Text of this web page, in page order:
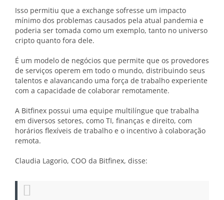
Isso permitiu que a exchange sofresse um impacto
mínimo dos problemas causados pela atual pandemia e
poderia ser tomada como um exemplo, tanto no universo
cripto quanto fora dele.
É um modelo de negócios que permite que os provedores
de serviços operem em todo o mundo, distribuindo seus
talentos e alavancando uma força de trabalho experiente
com a capacidade de colaborar remotamente.
A Bitfinex possui uma equipe multilíngue que trabalha
em diversos setores, como TI, finanças e direito, com
horários flexíveis de trabalho e o incentivo à colaboração
remota.
Claudia Lagorio, COO da Bitfinex, disse: